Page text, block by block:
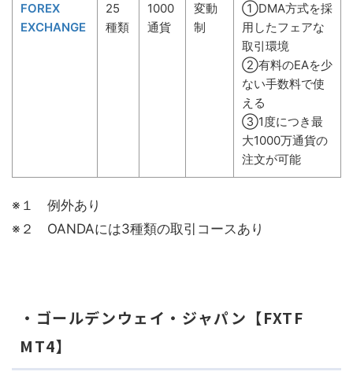
FOREX
EXCHANGE
25
種類
1000
通貨
変動
制
①DMA方式を採
用したフェアな
取引環境
②有料のEAを少
ない手数料で使
える
③1度につき最
大1000万通貨の
注文が可能
※１ 例外あり
※２ OANDAには3種類の取引コースあり
・ゴールデンウェイ・ジャパン【FXTF
MT4】